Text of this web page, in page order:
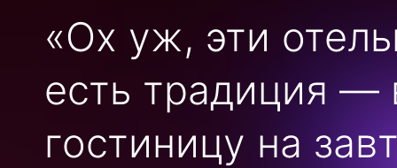
«Ох уж, эти
есть традиция —
гостиницу на